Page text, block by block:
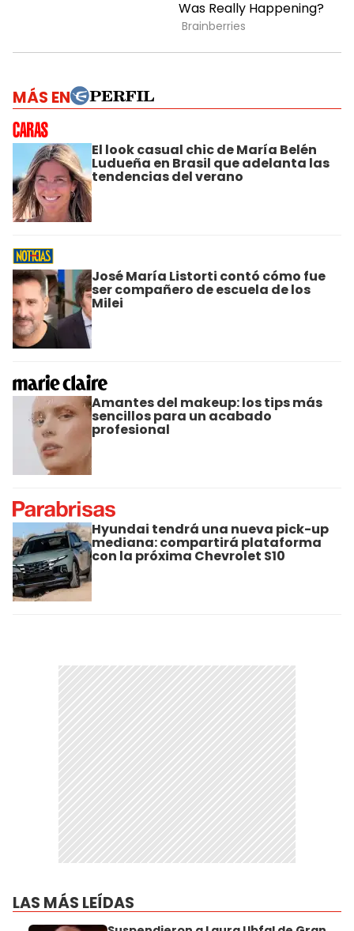
MÁS EN
El look casual chic de María Belén
Ludueña en Brasil que adelanta las
tendencias del verano
José María Listorti contó cómo fue
ser compañero de escuela de los
Milei
Amantes del makeup: los tips más
sencillos para un acabado
profesional
Hyundai tendrá una nueva pick-up
mediana: compartirá plataforma
con la próxima Chevrolet S10
LAS MÁS LEÍDAS